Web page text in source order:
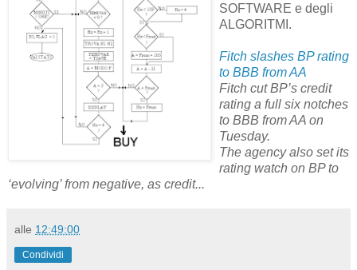
SOFTWARE e degli
ALGORITMI.
Fitch slashes BP rating
to BBB from AA
Fitch cut BP’s credit
rating a full six notches
to BBB from AA on
Tuesday.
The agency also set its
rating watch on BP to
‘evolving’ from negative, as credit...
alle 12:49:00
Condividi